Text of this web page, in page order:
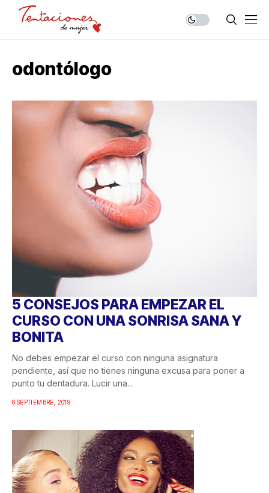
odontólogo
5 CONSEJOS PARA EMPEZAR EL
CURSO CON UNA SONRISA SANA Y
BONITA
No debes empezar el curso con ninguna asignatura
pendiente, así que no tienes ninguna excusa para poner a
punto tu dentadura. Lucir una...
6 SEPTIEMBRE, 2019